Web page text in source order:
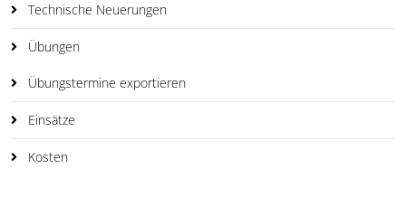
Technische Neuerungen
Übungen
Übungstermine exportieren
Einsätze
Kosten